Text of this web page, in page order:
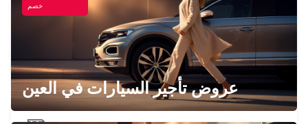
TOULOUSE AIRPORT
BLAGNAC - FRANCE
خصم
عروض تأجير السيارات في العين